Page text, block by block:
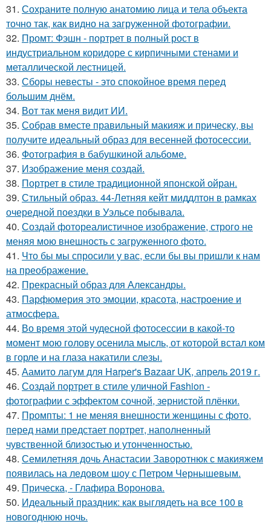
31. Сохраните полную анатомию лица и тела объекта
точно так, как видно на загруженной фотографии.
32. Промт: Фэшн - портрет в полный рост в
индустриальном коридоре с кирпичными стенами и
металлической лестницей.
33. Сборы невесты - это спокойное время перед
большим днём.
34. Вот так меня видит ИИ.
35. Собрав вместе правильный макияж и прическу, вы
получите идеальный образ для весенней фотосессии.
36. Фотография в бабушкиной альбоме.
37. Изображение меня создай.
38. Портрет в стиле традиционной японской ойран.
39. Стильный образ. 44-Летняя кейт миддлтон в рамках
очередной поездки в Уэльсе побывала.
40. Создай фотореалистичное изображение, строго не
меняя мою внешность с загруженного фото.
41. Что бы мы спросили у вас, если бы вы пришли к нам
на преображение.
42. Прекрасный образ для Александры.
43. Парфюмерия это эмоции, красота, настроение и
атмосфера.
44. Во время этой чудесной фотосессии в какой-то
момент мою голову осенила мысль, от которой встал ком
в горле и на глаза накатили слезы.
45. Аамито лагум для Harper's Bazaar UK, апрель 2019 г.
46. Создай портрет в стиле уличной Fashion -
фотографии с эффектом сочной, зернистой плёнки.
47. Промпты: 1 не меняя внешности женщины с фото,
перед нами предстает портрет, наполненный
чувственной близостью и утонченностью.
48. Семилетняя дочь Анастасии Заворотнюк с макияжем
появилась на ледовом шоу с Петром Чернышевым.
49. Прическа, - Глафира Воронова.
50. Идеальный праздник: как выглядеть на все 100 в
новогоднюю ночь.